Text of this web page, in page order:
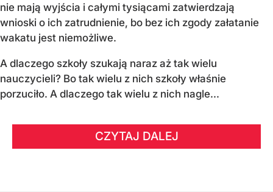
nie mają wyjścia i całymi tysiącami zatwierdzają
wnioski o ich zatrudnienie, bo bez ich zgody załatanie
wakatu jest niemożliwe.
A dlaczego szkoły szukają naraz aż tak wielu
nauczycieli? Bo tak wielu z nich szkoły właśnie
porzuciło. A dlaczego tak wielu z nich nagle...
CZYTAJ DALEJ